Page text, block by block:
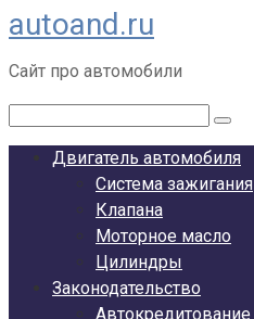
Перейти
к
контенту
autoand.ru
Сайт про автомобили
Двигатель автомобиля
Система зажигания
Клапана
Моторное масло
Цилиндры
Законодательство
Автокредитование